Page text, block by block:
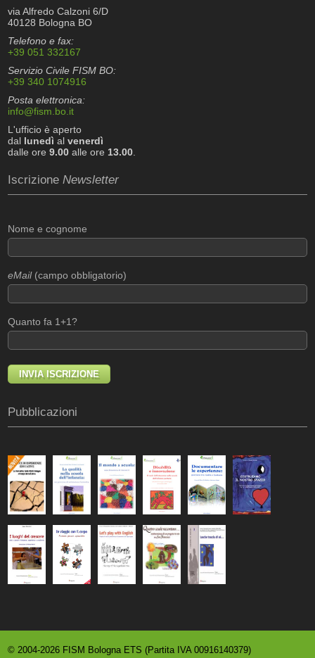
via Alfredo Calzoni 6/D
40128 Bologna BO
Telefono e fax:
+39 051 332167
Servizio Civile FISM BO:
+39 340 1074916
Posta elettronica:
info@fism.bo.it
L'ufficio è aperto
dal lunedì alvenerdì
dalle ore9.00 alle ore 13.00.
IscrizioneNewsletter
Nome e cognome
eMail(campo obbligatorio)
Quanto fa 1+1?
Pubblicazioni
© 2004-2026 FISM Bologna ETS (Partita IVA 00916140379)